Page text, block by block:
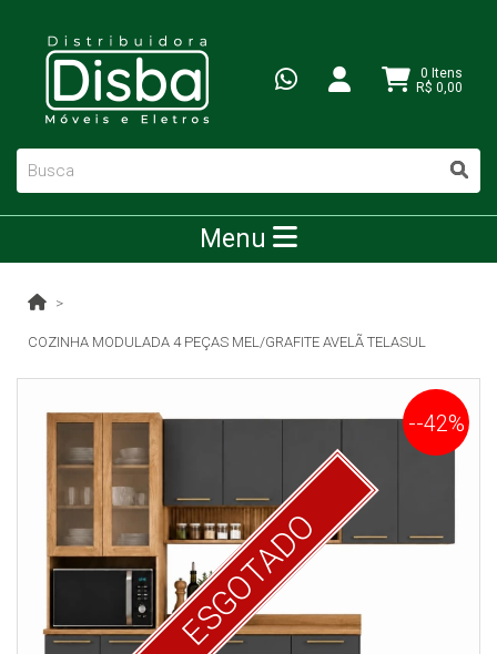
0 Itens
R$ 0,00
Menu
COZINHA MODULADA 4 PEÇAS MEL/GRAFITE AVELÃ TELASUL
ESGOTADO
--42%